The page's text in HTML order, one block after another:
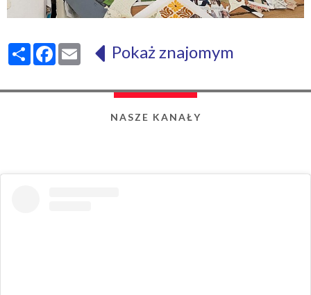
Share FacebookEmail Pokaż znajomym
NASZE KANAŁY